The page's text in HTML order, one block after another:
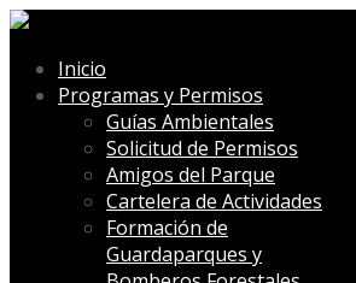
Inicio
Programas y Permisos
Guías Ambientales
Solicitud de Permisos
Amigos del Parque
Cartelera de Actividades
Formación de
Guardaparques y